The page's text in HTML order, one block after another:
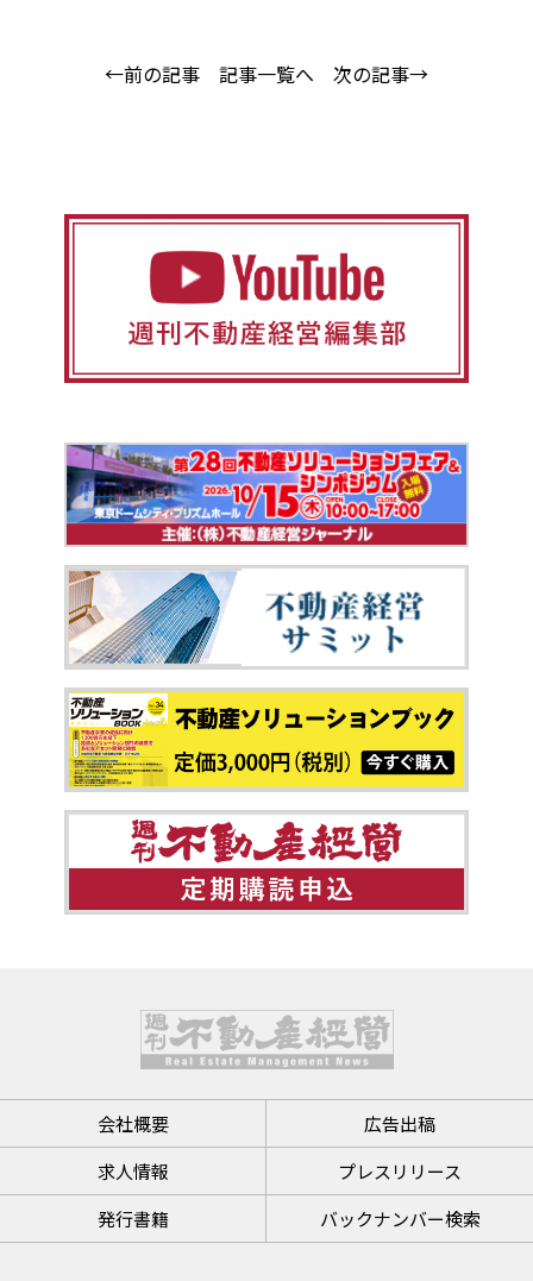
←前の記事 記事一覧へ 次の記事→
会社概要
広告出稿
求人情報
プレスリリース
発行書籍
バックナンバー検索